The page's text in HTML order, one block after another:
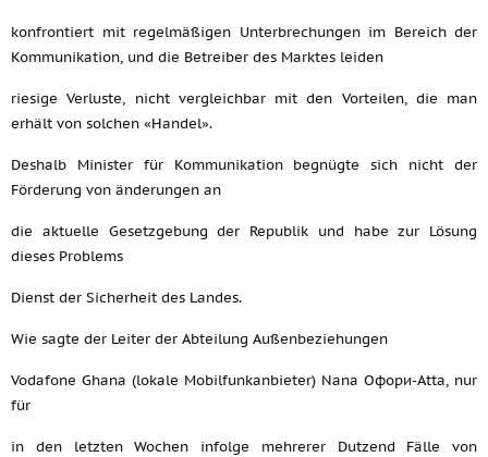
konfrontiert mit regelmäßigen Unterbrechungen im Bereich der
Kommunikation, und die Betreiber des Marktes leiden
riesige Verluste, nicht vergleichbar mit den Vorteilen, die man
erhält von solchen «Handel».
Deshalb Minister für Kommunikation begnügte sich nicht der
Förderung von änderungen an
die aktuelle Gesetzgebung der Republik und habe zur Lösung
dieses Problems
Dienst der Sicherheit des Landes.
Wie sagte der Leiter der Abteilung Außenbeziehungen
Vodafone Ghana (lokale Mobilfunkanbieter) Nana Офори-Atta, nur
für
in den letzten Wochen infolge mehrerer Dutzend Fälle von